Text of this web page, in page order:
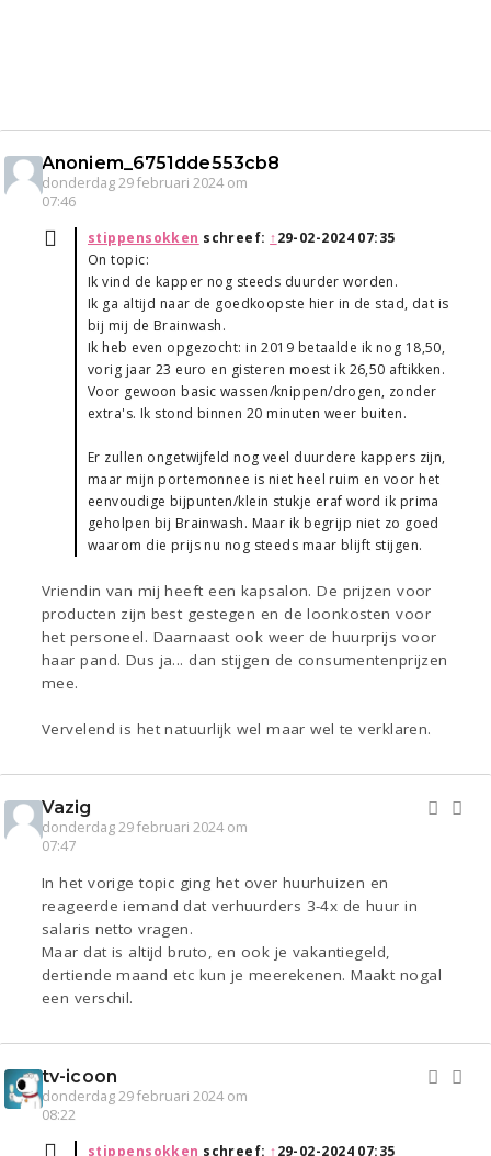
Anoniem_6751dde553cb8
donderdag 29 februari 2024 om
07:46
stippensokken schreef: ↑29-02-2024 07:35
On topic:
Ik vind de kapper nog steeds duurder worden.
Ik ga altijd naar de goedkoopste hier in de stad, dat is
bij mij de Brainwash.
Ik heb even opgezocht: in 2019 betaalde ik nog 18,50,
vorig jaar 23 euro en gisteren moest ik 26,50 aftikken.
Voor gewoon basic wassen/knippen/drogen, zonder
extra's. Ik stond binnen 20 minuten weer buiten.
Er zullen ongetwijfeld nog veel duurdere kappers zijn,
maar mijn portemonnee is niet heel ruim en voor het
eenvoudige bijpunten/klein stukje eraf word ik prima
geholpen bij Brainwash. Maar ik begrijp niet zo goed
waarom die prijs nu nog steeds maar blijft stijgen.
Vriendin van mij heeft een kapsalon. De prijzen voor
producten zijn best gestegen en de loonkosten voor
het personeel. Daarnaast ook weer de huurprijs voor
haar pand. Dus ja... dan stijgen de consumentenprijzen
mee.
Vervelend is het natuurlijk wel maar wel te verklaren.
Vazig
donderdag 29 februari 2024 om
07:47
In het vorige topic ging het over huurhuizen en
reageerde iemand dat verhuurders 3-4x de huur in
salaris netto vragen.
Maar dat is altijd bruto, en ook je vakantiegeld,
dertiende maand etc kun je meerekenen. Maakt nogal
een verschil.
tv-icoon
donderdag 29 februari 2024 om
08:22
stippensokken schreef: ↑29-02-2024 07:35